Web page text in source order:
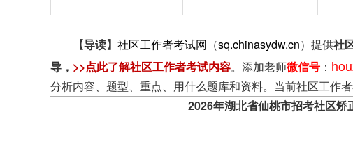
【导读】 社区工作者考试网 （sq.chinasydw.cn）提供社
导 ， >>点此了解社区工作者考试内容。添加老师微信号 ：
分析内容、题型、重点、用什么题库和资料。当前社区工作
2026年湖北省仙桃市招考社区矫